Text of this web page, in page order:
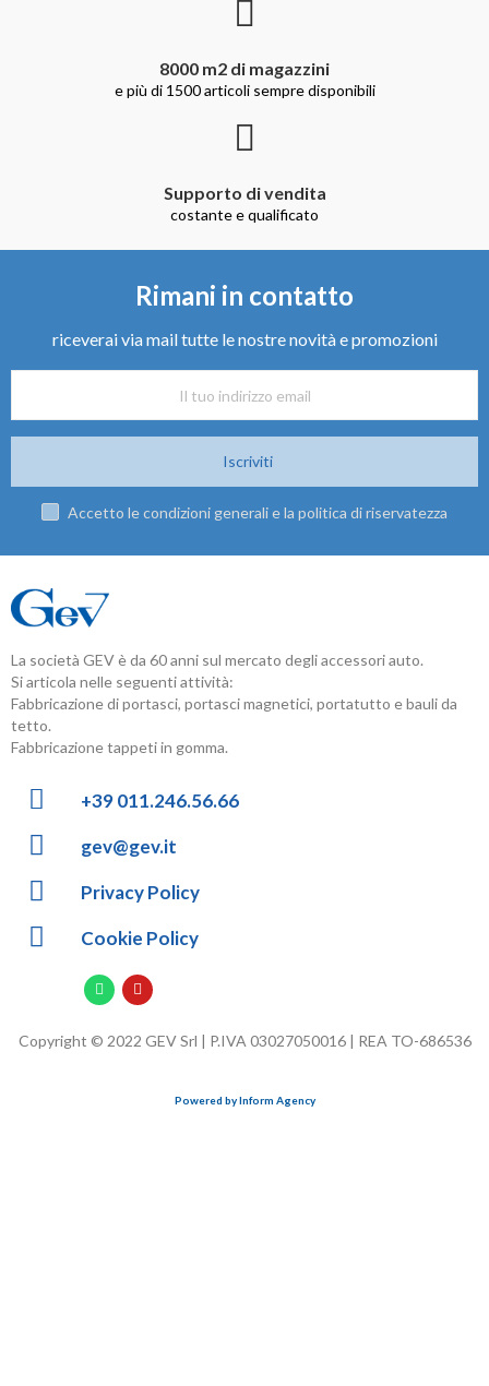
8000 m2 di magazzini
e più di 1500 articoli sempre disponibili
Supporto di vendita
costante e qualificato
Rimani in contatto
riceverai via mail tutte le nostre novità e promozioni
Iscriviti
Accetto le condizioni generali e la politica di riservatezza
La società GEV è da 60 anni sul mercato degli accessori auto.
Si articola nelle seguenti attività:
Fabbricazione di portasci, portasci magnetici, portatutto e bauli da
tetto.
Fabbricazione tappeti in gomma.
+39 011.246.56.66
gev@gev.it
Privacy Policy
Cookie Policy
Copyright © 2022 GEV Srl | P.IVA 03027050016 | REA TO-686536
Powered by Inform Agency